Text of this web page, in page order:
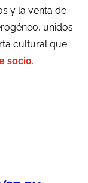
y la venta de
unidos
cultural que
socio.